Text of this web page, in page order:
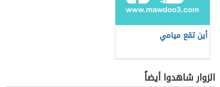
أين تقع ميامي
الزوار شاهدوا أيضاً